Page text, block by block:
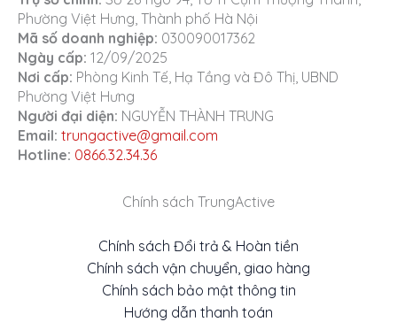
Vận động viên thi đấu chuyên nghiệp:
Với chứng nhận kép UPA-A và USAP, đây
là cây vợt “tournament-ready” cho mọi
giải đấu.
Người chơi “nghiện” xoáy (Spin):
mặt Raw Carbon được tối ưu hóa cho
những ai muốn tạo ra những cú cắt và
Người chơi tìm kiếm sự cân bằng:
15mm Velocity Core cân bằng hoàn
hảo giữa sức mạnh và khả năng kiểm
soát (control/touch), phù hợp với người
chơi toàn diện.
Phường Việt Hưng, Thành phố Hà Nội
Mã số doanh nghiệp: 030090017362
Ngày cấp: 12/09/2025
Nơi cấp: Phòng Kinh Tế, Hạ Tầng và Đô Thị, UBND
Phường Việt Hưng
Người đại diện: NGUYỄN THÀNH TRUNG
Email: trungactive@gmail.com
Hotline: 0866.32.34.36
Chính sách TrungActive
Chính sách Đổi trả & Hoàn tiền
Chính sách vận chuyển, giao hàng
Chính sách bảo mật thông tin
Hướng dẫn thanh toán